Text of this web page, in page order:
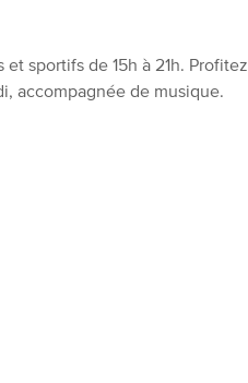
sportifs de 15h à 21h. Profitez
accompagnée de musique.